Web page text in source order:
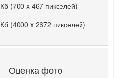
(700 x 467 пикселей)
(4000 x 2672 пикселей)
Оценка фото